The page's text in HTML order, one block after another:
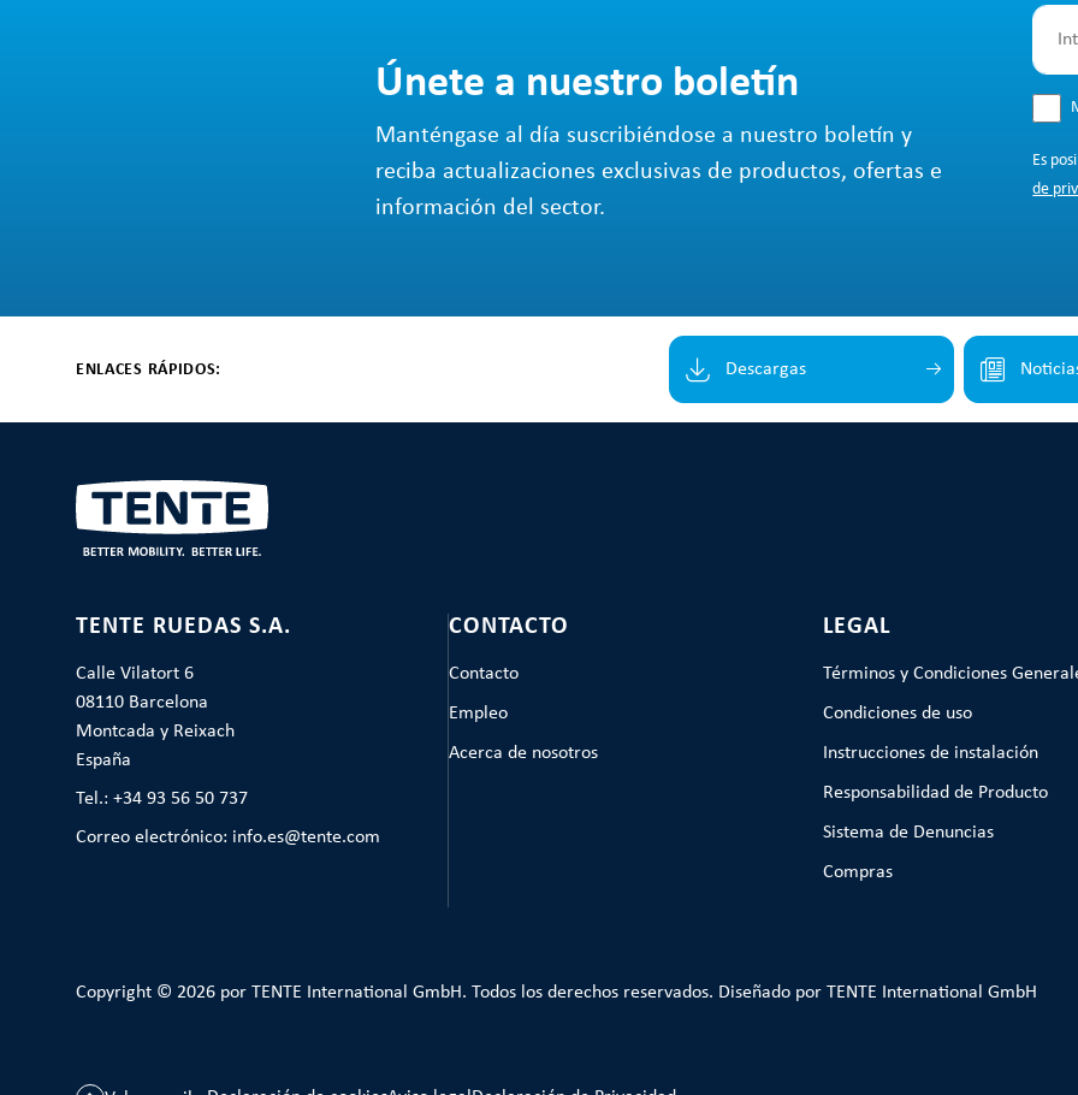
Únete a nuestro boletín
Manténgase al día suscribiéndose a nuestro boletín y
reciba actualizaciones exclusivas de productos, ofertas e
información del sector.
Es
de
ENLACES RÁPIDOS: Descargas
TENTE RUEDAS S.A.
Calle Vilatort 6
08110 Barcelona
Montcada y Reixach
España
Tel.: +34 93 56 50 737
Correo electrónico: info.es@tente.com
CONTACTO
Contacto
Empleo
Acerca de nosotros
LEGAL
Términos y Condiciones
Condiciones de uso
Instrucciones de instalación
Responsabilidad de Producto
Sistema de Denuncias
Compras
Copyright © 2026 por TENTE International GmbH. Todos los derechos reservados. Diseñado por TENTE International GmbH